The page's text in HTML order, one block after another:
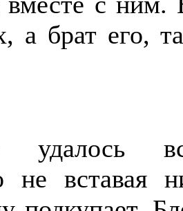
а брат его,
удалось
не вставая